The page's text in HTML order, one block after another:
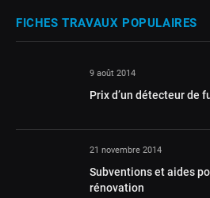
FICHES TRAVAUX POPULAIRES
9 août 2014
Prix d’un détecteur de
21 novembre 2014
Subventions et aides
rénovation